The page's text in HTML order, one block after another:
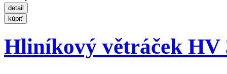
Hliníkový větráček HV